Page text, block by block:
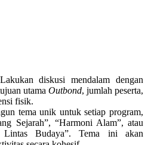
diskusi mendalam dengan
utama Outbond, jumlah peserta,
fisik.
tema unik untuk setiap program,
Sejarah”, “Harmoni Alam”, atau
Lintas Budaya”. Tema ini akan